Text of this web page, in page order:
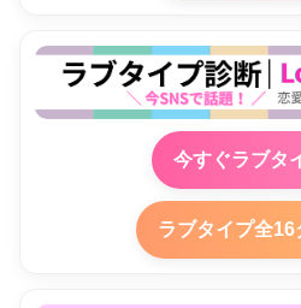
今すぐラブタ
ラブタイプ全16